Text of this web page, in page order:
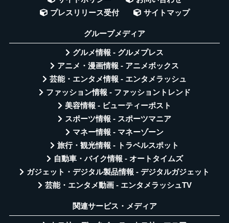
プレスリリース受付
サイトマップ
グループメディア
グルメ情報 - グルメプレス
アニメ・漫画情報 - アニメボックス
芸能・エンタメ情報 - エンタメラッシュ
ファッション情報 - ファッショントレンド
美容情報 - ビューティーポスト
スポーツ情報 - スポーツマニア
マネー情報 - マネーゾーン
旅行・観光情報 - トラベルスポット
自動車・バイク情報 - オートタイムズ
ガジェット・デジタル製品情報 - デジタルガジェット
芸能・エンタメ動画 - エンタメラッシュTV
関連サービス・メディア